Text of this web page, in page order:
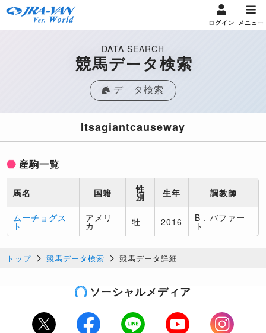
ログイン メニュー
DATA SEARCH
競馬データ検索
データ検索
Itsagiantcauseway
産駒一覧
馬名 国籍 性
別 生年 調教師
ムーチョグス
ト
アメリ
カ 牡 2016 B．バファー
ト
トップ 競馬データ検索 競馬データ詳細
ソーシャルメディア